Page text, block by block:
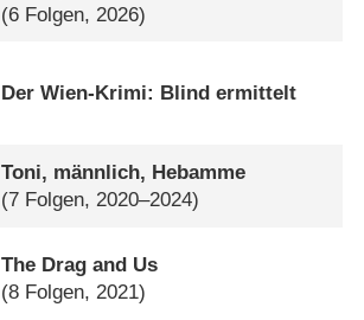
(6 Folgen, 2026)
Der Wien-Krimi: Blind ermittelt
Toni, männlich, Hebamme
(7 Folgen, 2020–2024)
The Drag and Us
(8 Folgen, 2021)